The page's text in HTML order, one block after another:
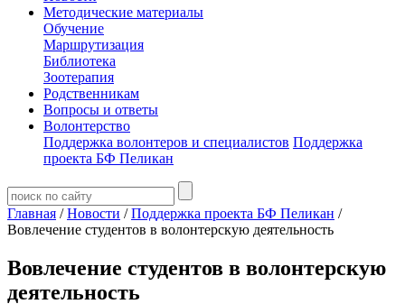
Методические материалы
Обучение
Маршрутизация
Библиотека
Зоотерапия
Родственникам
Вопросы и ответы
Волонтерство
Поддержка волонтеров и специалистов Поддержка
проекта БФ Пеликан
Главная /Новости /Поддержка проекта БФ Пеликан /
Вовлечение студентов в волонтерскую деятельность
Вовлечение студентов в волонтерскую
деятельность